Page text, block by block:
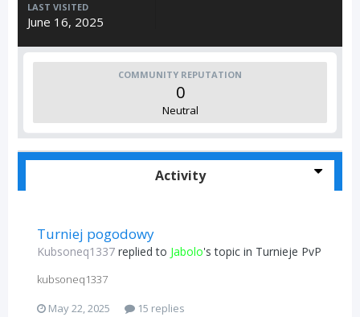
LAST VISITED
June 16, 2025
COMMUNITY REPUTATION
0
Neutral
Activity
Turniej pogodowy
Kubsoneq1337 replied to Jabolo's topic in Turnieje PvP
kubsoneq1337
May 22, 2025
15 replies